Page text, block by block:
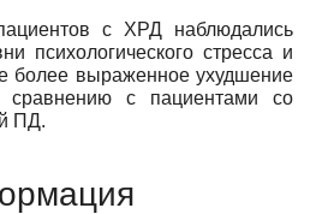
с ХРД наблюдались
психологического стресса и
более выраженное ухудшение
сравнению с пациентами со
ПД.